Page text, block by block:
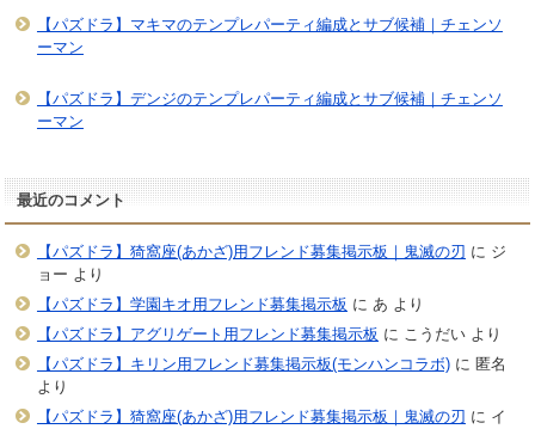
【パズドラ】マキマのテンプレパーティ編成とサブ候補｜チェンソ
ーマン
【パズドラ】デンジのテンプレパーティ編成とサブ候補｜チェンソ
ーマン
最近のコメント
【パズドラ】猗窩座(あかざ)用フレンド募集掲示板｜鬼滅の刃 に ジ
ョー より
【パズドラ】学園キオ用フレンド募集掲示板 に あ より
【パズドラ】アグリゲート用フレンド募集掲示板 に こうだいより
【パズドラ】キリン用フレンド募集掲示板(モンハンコラボ)に 匿名
より
【パズドラ】猗窩座(あかざ)用フレンド募集掲示板｜鬼滅の刃 に イ